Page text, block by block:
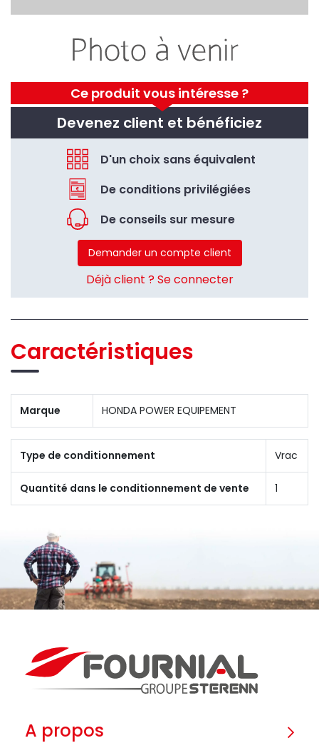
Ce produit vous intéresse ?
Devenez client et bénéficiez
D'un choix sans équivalent
De conditions privilégiées
De conseils sur mesure
Demander un compte client
Déjà client ? Se connecter
Caractéristiques
Marque HONDA POWER EQUIPEMENT
Type de conditionnement Vrac
Quantité dans le conditionnement de vente 1
A propos